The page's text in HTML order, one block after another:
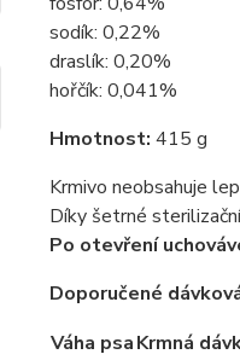
sodík: 0,22%
draslík: 0,20%
hořčík: 0,041%
Hmotnost: 415 g
Krmivo neobsahuje
Díky šetrné
Po otevření
Doporučené
Váha psaKrmná